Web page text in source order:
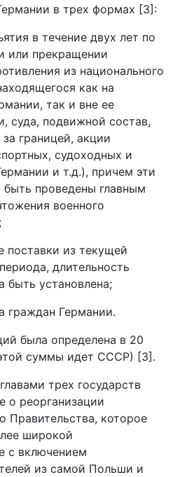
в трех формах [3]:
в течение двух лет по
или прекращении
из национального
как на
так и вне ее
суда, подвижной состав,
границей, акции
судоходных и
и т.д.), причем эти
проведены главным
военного
поставки из текущей
длительность
быть установлена;
граждан Германии.
была определена в 20
суммы идет СССР) [3].
трех государств
о реорганизации
Правительства, которое
широкой
с включением
из самой Польши и